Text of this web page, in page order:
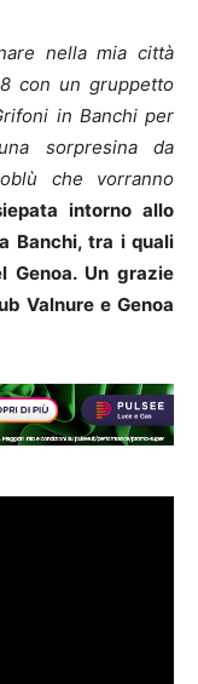
nella mia città
con un gruppetto
in Banchi per
sorpresina da
che vorranno
intorno allo
Banchi, tra i quali
Genoa. Un grazie
Valnure e Genoa